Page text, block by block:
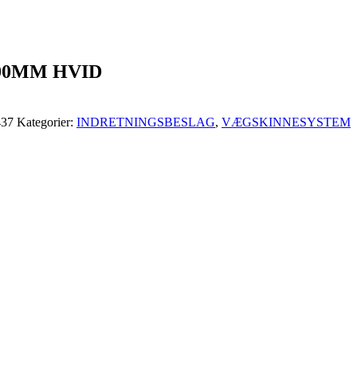
HVID
Kategorier: INDRETNINGSBESLAG, VÆGSKINNESYSTEM